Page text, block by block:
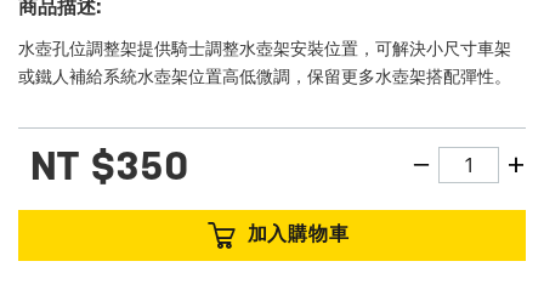
商品描述:
水壺孔位調整架提供騎士調整水壺架安裝位置，可解決小尺寸車架
或鐵人補給系統水壺架位置高低微調，保留更多水壺架搭配彈性。
NT $350
加入購物車